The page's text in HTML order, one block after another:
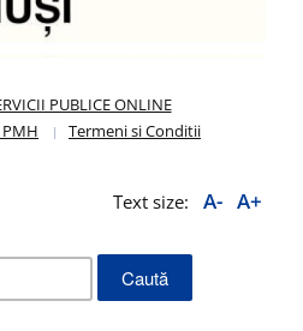
PUBLICE ONLINE
Termeni si Conditii
Text size: A- A+